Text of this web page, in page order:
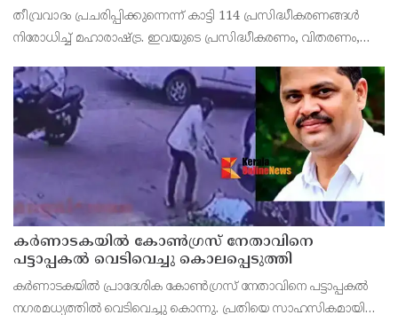
തീവ്രവാദം പ്രചരിപ്പിക്കുന്നെന്ന് കാട്ടി 114 പ്രസിദ്ധീകരണങ്ങൾ
നിരോധിച്ച് മഹാരാഷ്ട്ര. ഇവയുടെ പ്രസിദ്ധീകരണം, വിതരണം,
സർക്കാർ ഉത്തരവിറക്കി. സോഷ്യൽ മീഡിയ പോ
കർണാടകയിൽ കോൺഗ്രസ് നേതാവിനെ
പട്ടാപ്പകൽ വെടിവെച്ചു കൊലപ്പെടുത്തി
കർണാടകയിൽ പ്രാദേശിക കോൺഗ്രസ് നേതാവിനെ പട്ടാപ്പകൽ
നഗരമധ്യത്തിൽ വെടിവെച്ചു കൊന്നു. പ്രതിയെ സാഹസികമായി